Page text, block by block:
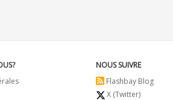
NOUS SUIVRE
Flashbay Blog
X (Twitter)